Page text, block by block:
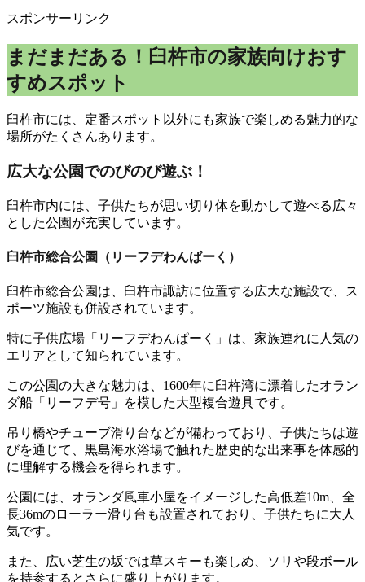
スポンサーリンク
まだまだある！臼杵市の家族向けおす
すめスポット
臼杵市には、定番スポット以外にも家族で楽しめる魅力的な
場所がたくさんあります。
広大な公園でのびのび遊ぶ！
臼杵市内には、子供たちが思い切り体を動かして遊べる広々
とした公園が充実しています。
臼杵市総合公園（リーフデわんぱーく）
臼杵市総合公園は、臼杵市諏訪に位置する広大な施設で、ス
ポーツ施設も併設されています。
特に子供広場「リーフデわんぱーく」は、家族連れに人気の
エリアとして知られています。
この公園の大きな魅力は、1600年に臼杵湾に漂着したオラン
ダ船「リーフデ号」を模した大型複合遊具です。
吊り橋やチューブ滑り台などが備わっており、子供たちは遊
びを通じて、黒島海水浴場で触れた歴史的な出来事を体感的
に理解する機会を得られます。
公園には、オランダ風車小屋をイメージした高低差10m、全
長36mのローラー滑り台も設置されており、子供たちに大人
気です。
また、広い芝生の坂では草スキーも楽しめ、ソリや段ボール
を持参するとさらに盛り上がります。